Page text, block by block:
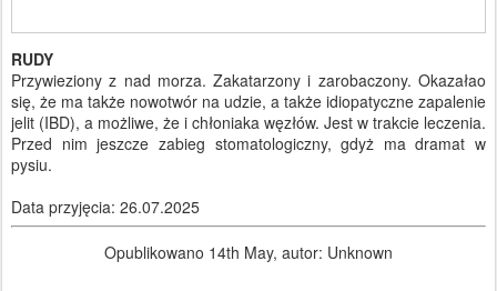
RUDY
Przywieziony z nad morza. Zakatarzony i zarobaczony. Okazałao
się, że ma także nowotwór na udzie, a także idiopatyczne zapalenie
jelit (IBD), a możliwe, że i chłoniaka węzłów. Jest w trakcie leczenia.
Przed nim jeszcze zabieg stomatologiczny, gdyż ma dramat w
pysiu.
Data przyjęcia: 26.07.2025
Opublikowano 14th May, autor: Unknown